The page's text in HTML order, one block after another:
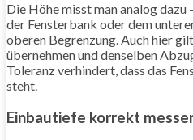
Die Höhe misst man analog
der Fensterbank oder dem
oberen Begrenzung. Auch hier
übernehmen und denselben
Toleranz verhindert, dass das
steht.
Einbautiefe korrekt